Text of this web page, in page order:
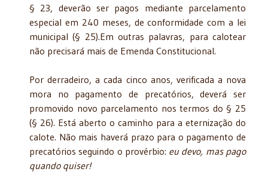
§ 23, deverão ser pagos mediante parcelamento
especial em 240 meses, de conformidade com a lei
municipal (§ 25).Em outras palavras, para calotear
não precisará mais de Emenda Constitucional.
Por derradeiro, a cada cinco anos, verificada a nova
mora no pagamento de precatórios, deverá ser
promovido novo parcelamento nos termos do § 25
(§ 26). Está aberto o caminho para a eternização do
calote. Não mais haverá prazo para o pagamento de
precatórios seguindo o provérbio: eu devo, mas pago
quando quiser!